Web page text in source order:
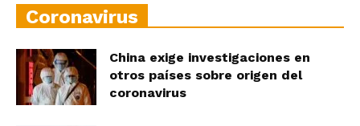
Coronavirus
China exige investigaciones en
otros países sobre origen del
coronavirus